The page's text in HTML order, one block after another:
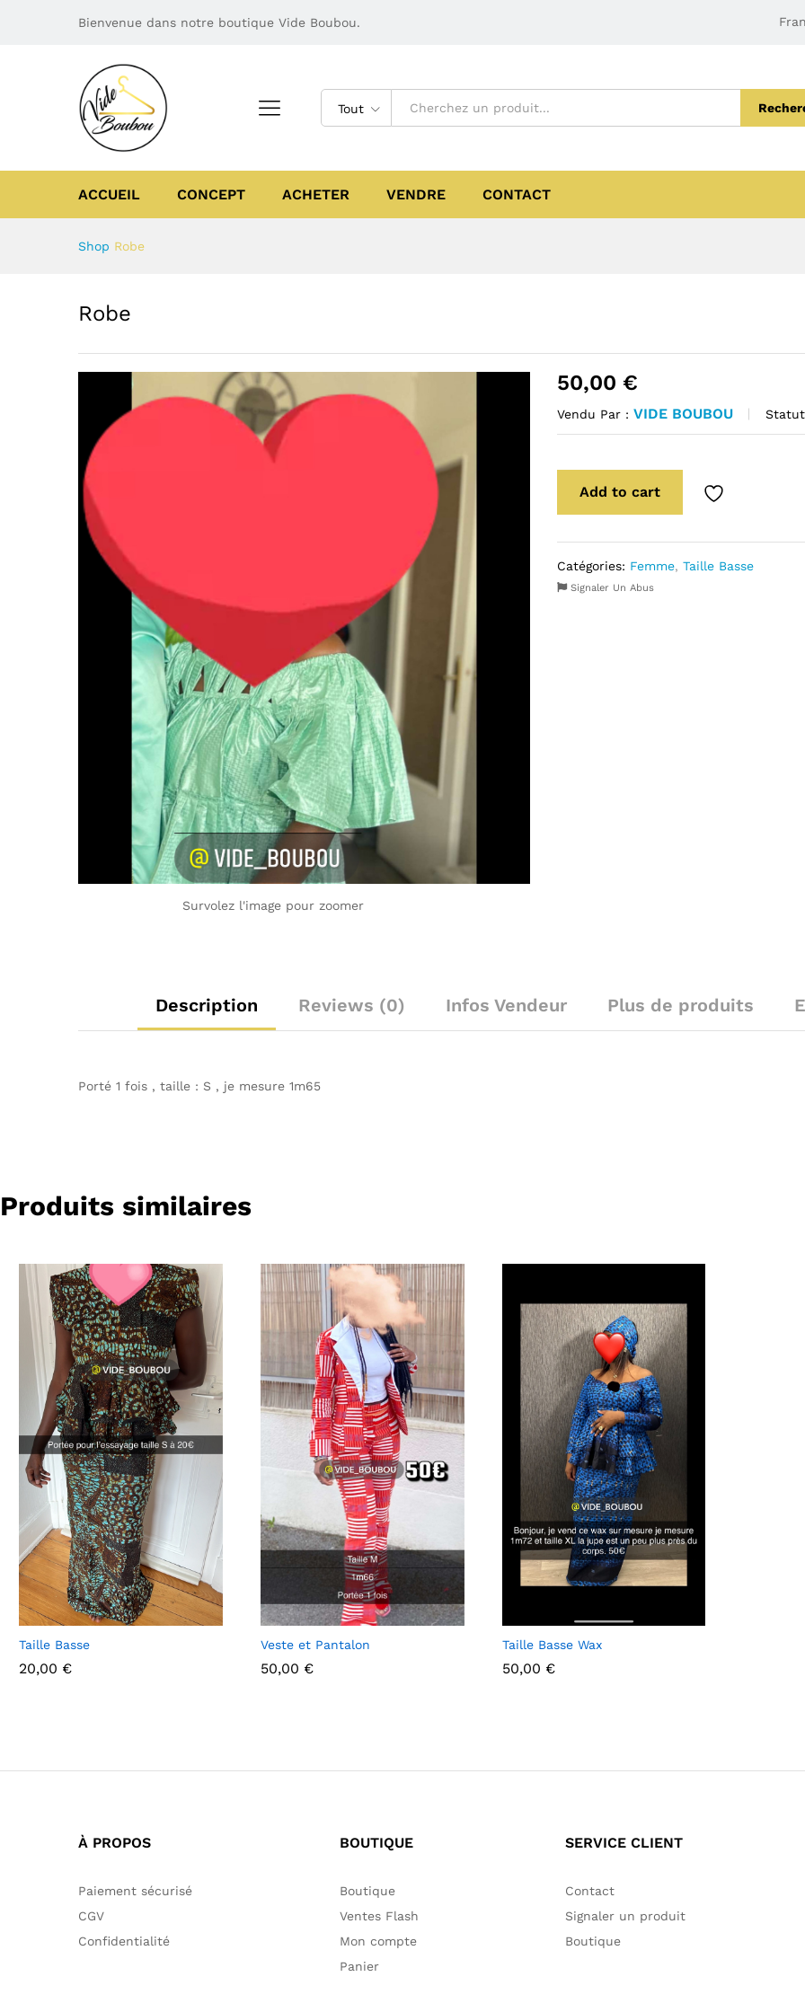
Bienvenue dans notre boutique Vide Boubou.
Tout
ACCUEIL CONCEPT ACHETER VENDRE CONTACT
Shop Robe
Robe
Survolez l'image pour zoomer
50,00 €
Vendu Par :VIDE BOUBOU
Add to cart
Catégories: Femme,Taille Basse
Signaler Un Abus
Description Reviews (0) Infos Vendeur Plus de produits
Porté 1 fois , taille : S , je mesure 1m65
Produits similaires
Taille Basse
20,00 €
Veste et Pantalon
50,00 €
Taille Basse Wax
50,00 €
À PROPOS
Paiement sécurisé
CGV
Confidentialité
BOUTIQUE
Boutique
Ventes Flash
Mon compte
Panier
SERVICE CLIENT
Contact
Signaler un produit
Boutique